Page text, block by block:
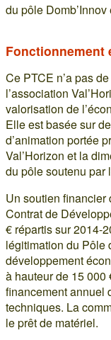
du pôle
Fonctionnement
Ce PTCE n’a pas
l’association
valorisation de
Elle est basée sur
d’animation portée
Val’Horizon et la
du pôle soutenu par
Un soutien
Contrat de
€ répartis sur 2014-
légitimation du Pôle
développement
à hauteur de 15 000
financement annuel
techniques. La
le prêt de matériel.